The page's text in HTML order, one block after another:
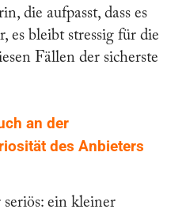
die aufpasst, dass es
es bleibt stressig für die
Fällen der sicherste
an der
des Anbieters
ein kleiner